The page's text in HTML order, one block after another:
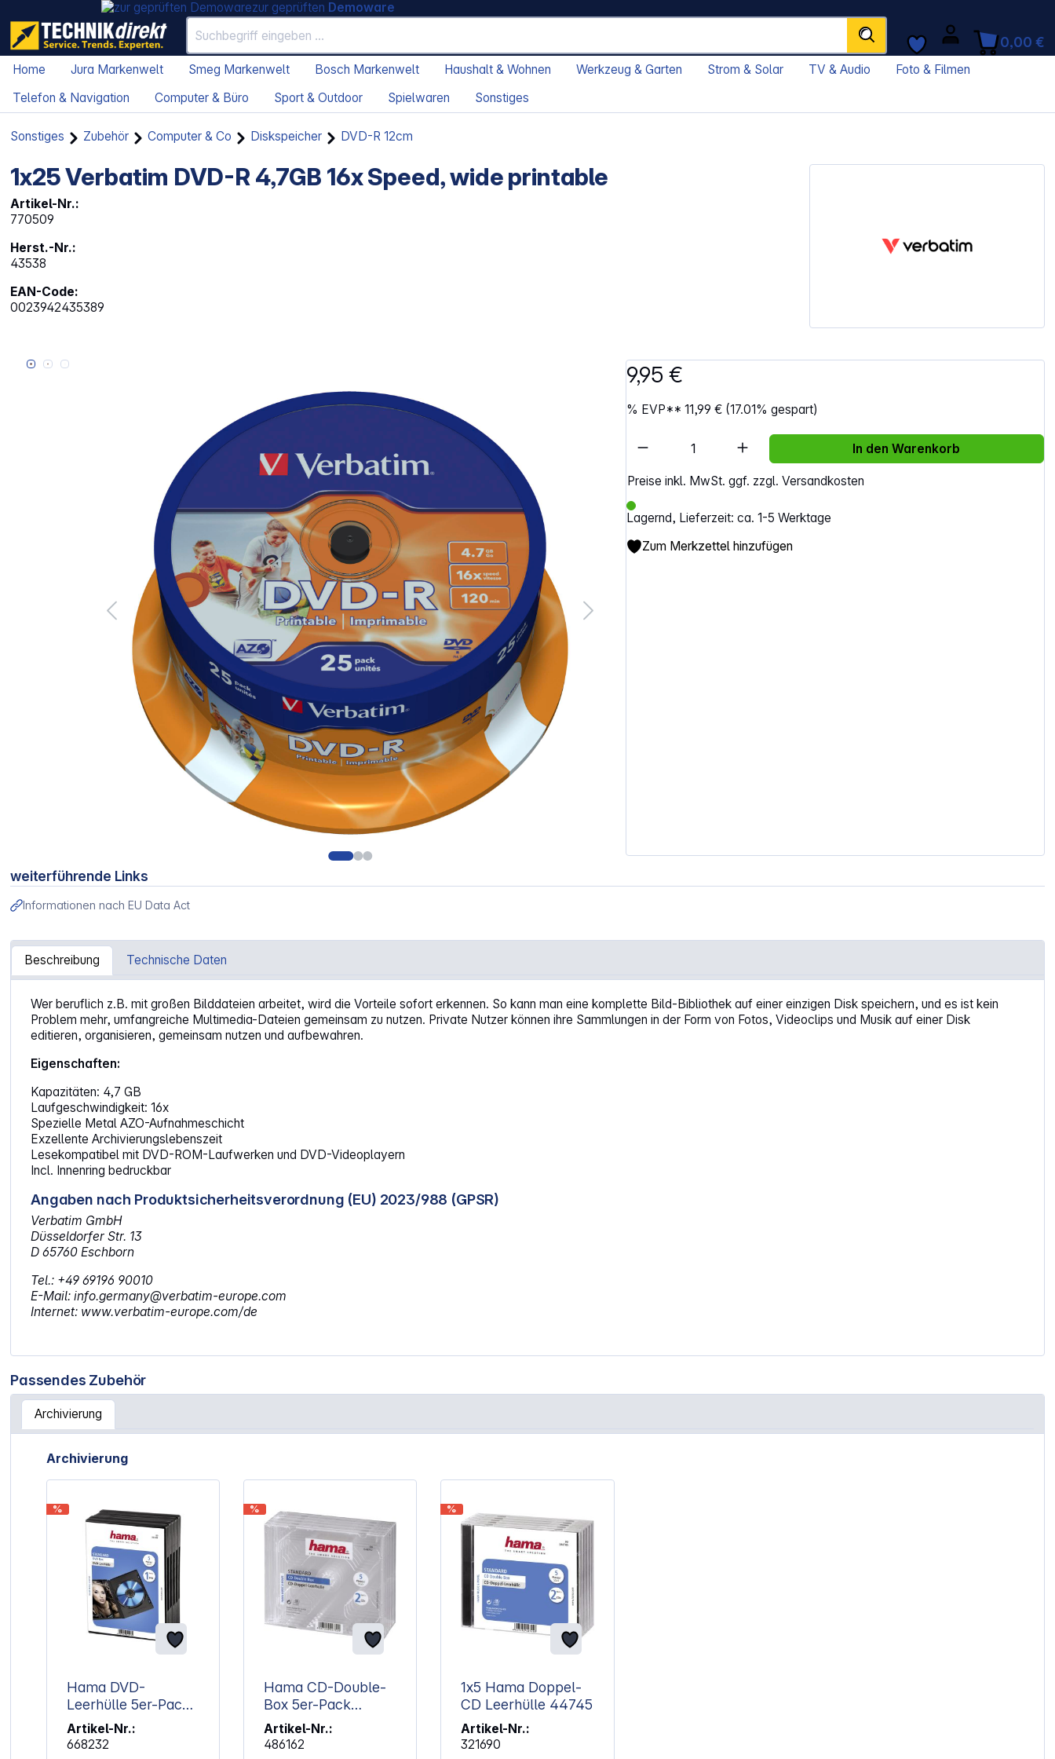
zur geprüften Demoware
0,00 €
Home Jura Markenwelt Smeg Markenwelt Bosch Markenwelt Haushalt & Wohnen Werkzeug & Garten Strom & Solar TV & Audio
Foto & Filmen
Telefon & Navigation
Computer & Büro Sport & Outdoor Spielwaren Sonstiges
Sonstiges Zubehör Computer & Co Diskspeicher DVD-R 12cm
1x25 Verbatim DVD-R 4,7GB 16x Speed, wide printable
Artikel-Nr.:
770509
Herst.-Nr.:
43538
EAN-Code:
0023942435389
Bildergalerie überspringen 9,95 €
% EVP**11,99 € (17.01% gespart)
Preise inkl. MwSt. ggf. zzgl. Versandkosten
Lagernd, Lieferzeit: ca. 1-5 Werktage
Artikel Anzahl: Gib den gewünschten Wert ein
In den Warenkorb
Zum Merkzettel hinzufügen
weiterführende Links
Informationen nach EU Data Act
Beschreibung Technische Daten
Artikelinformationen "1x25 Verbatim DVD-R 4,7GB 16x Speed, wide printable"
Wer beruflich z.B. mit großen Bilddateien arbeitet, wird die Vorteile sofort erkennen. So kann man eine komplette Bild-Bibliothek auf einer einzigen Disk speichern, und es ist kein
Problem mehr, umfangreiche Multimedia-Dateien gemeinsam zu nutzen. Private Nutzer können ihre Sammlungen in der Form von Fotos, Videoclips und Musik auf einer Disk
editieren, organisieren, gemeinsam nutzen und aufbewahren.
Eigenschaften:
Kapazitäten: 4,7 GB
Laufgeschwindigkeit: 16x
Spezielle Metal AZO-Aufnahmeschicht
Exzellente Archivierungslebenszeit
Lesekompatibel mit DVD-ROM-Laufwerken und DVD-Videoplayern
Incl. Innenring bedruckbar
Angaben nach Produktsicherheitsverordnung (EU) 2023/988 (GPSR)
Verbatim GmbH
Düsseldorfer Str. 13
D 65760 Eschborn
Tel.: +49 69196 90010
E-Mail: info.germany@verbatim-europe.com
Internet: www.verbatim-europe.com/de
Passendes Zubehör
Archivierung
Artikelgalerie überspringen
Archivierung
%
Hama DVD-
Leerhülle 5er-Pack
Artikel-Nr.:
668232
%
Hama CD-Double-
Box 5er-Pack
Transparent Jewel-
Case 44752
Artikel-Nr.:
486162
%
1x5 Hama Doppel-
CD Leerhülle 44745
Artikel-Nr.:
321690